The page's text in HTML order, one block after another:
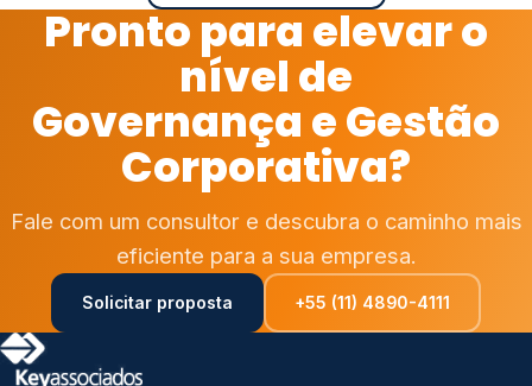
Pronto para elevar o
nível de
Governança e Gestão
Corporativa?
Fale com um consultor e descubra o caminho mais
eficiente para a sua empresa.
Solicitar proposta +55 (11) 4890-4111